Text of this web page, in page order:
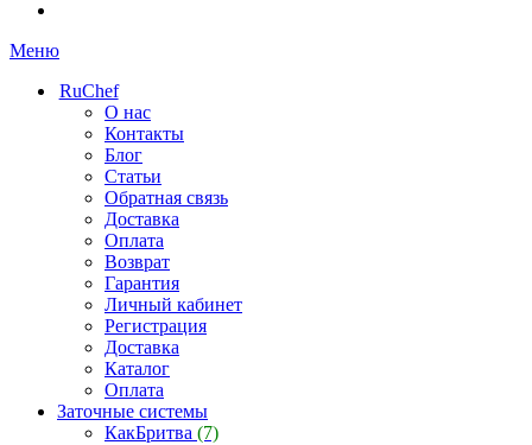
Меню
RuChef
О нас
Контакты
Блог
Статьи
Обратная связь
Доставка
Оплата
Возврат
Гарантия
Личный кабинет
Регистрация
Доставка
Каталог
Оплата
Заточные системы
КакБритва (7)